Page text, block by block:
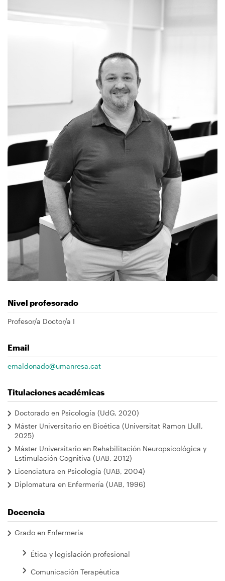
Nivel profesorado
Profesor/a Doctor/a I
Email
emaldonado@umanresa.cat
Titulaciones académicas
Doctorado en Psicología (UdG, 2020)
Máster Universitario en Bioética (Universitat Ramon Llull,
2025)
Máster Universitario en Rehabilitación Neuropsicológica y
Estimulación Cognitiva (UAB, 2012)
Licenciatura en Psicología (UAB, 2004)
Diplomatura en Enfermería (UAB, 1996)
Docencia
Grado en Enfermería
Ética y legislación profesional
Comunicación Terapèutica